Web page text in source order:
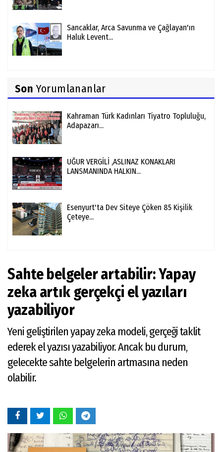
Sancaklar, Arca Savunma ve Çağlayan'ın
Haluk Levent...
Son Yorumlananlar
Kahraman Türk Kadınları Tiyatro Topluluğu,
Adapazarı...
UĞUR VERGİLİ ,ASLINAZ KONAKLARI
LANSMANINDA HALKIN...
Esenyurt'ta Dev Siteye Çöken 85 Kişilik
Çeteye...
Sahte belgeler artabilir: Yapay
zeka artık gerçekçi el yazıları
yazabiliyor
Yeni geliştirilen yapay zeka modeli, gerçeği taklit
ederek el yazısı yazabiliyor. Ancak bu durum,
gelecekte sahte belgelerin artmasına neden
olabilir.